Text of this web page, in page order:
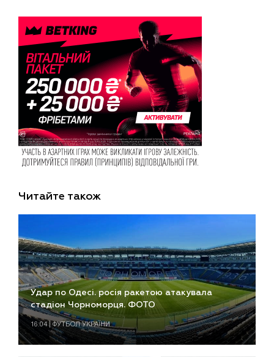
Читайте також
Удар по Одесі. росія ракетою атакувала
стадіон Чорноморця. ФОТО
16:04 | ФУТБОЛ УКРАЇНИ